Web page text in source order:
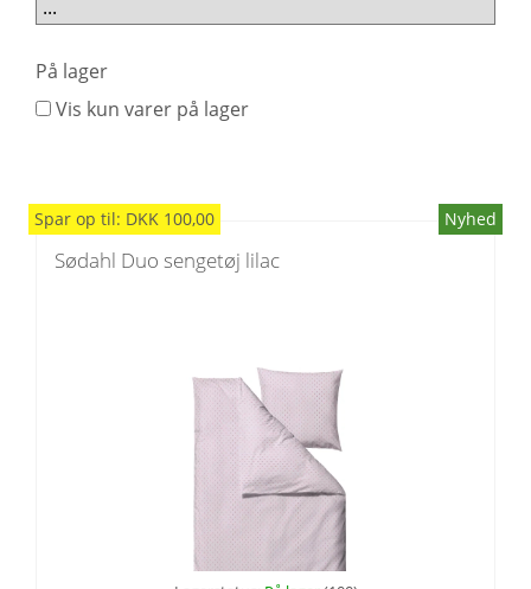
På lager
Vis kun varer på lager
Spar op til: DKK 100,00 Nyhed
Sødahl Duo sengetøj lilac